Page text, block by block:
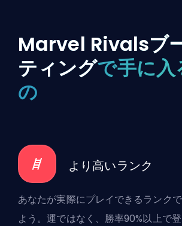
Marvel Rivalsブ
ティングで手に入
の
より高いランク
あなたが実際にプレイできるランク
よう。運ではなく、勝率90%以上で登